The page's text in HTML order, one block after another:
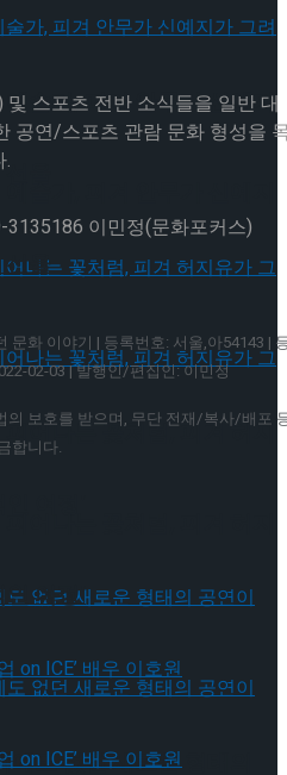
술가, 피겨 안무가 신예지
율
어나는 꽃처럼, 피겨 허지
도 없던 새로운 형태의
선율
여정’
스포츠 전반 소식들을 일반 대
공연/스포츠 관람 문화 형성을
.
이민정(문화포커스)
화 이야기 | 등록번호: 서울,아54143 |
02-03 | 발행인/편집인: 이민정
보호를 받으며, 무단 전재/복사/배포
합니다.